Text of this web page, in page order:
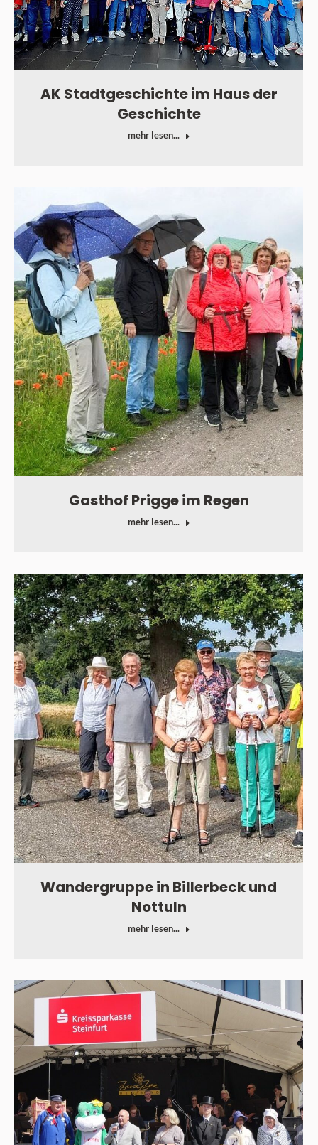
AK Stadtgeschichte im Haus der
Geschichte
mehr lesen...
Gasthof Prigge im Regen
mehr lesen...
Wandergruppe in Billerbeck und
Nottuln
mehr lesen...